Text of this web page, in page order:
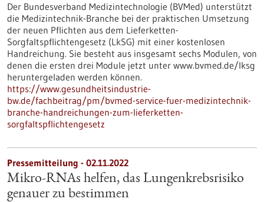
Der Bundesverband Medizintechnologie (BVMed) unterstützt
die Medizintechnik-Branche bei der praktischen Umsetzung
der neuen Pflichten aus dem Lieferketten-
Sorgfaltspflichtengesetz (LkSG) mit einer kostenlosen
Handreichung. Sie besteht aus insgesamt sechs Modulen, von
denen die ersten drei Module jetzt unter www.bvmed.de/lksg
heruntergeladen werden können.
https://www.gesundheitsindustrie-
bw.de/fachbeitrag/pm/bvmed-service-fuer-medizintechnik-
branche-handreichungen-zum-lieferketten-
sorgfaltspflichtengesetz
Pressemitteilung - 02.11.2022
Mikro-RNAs helfen, das Lungenkrebsrisiko
genauer zu bestimmen